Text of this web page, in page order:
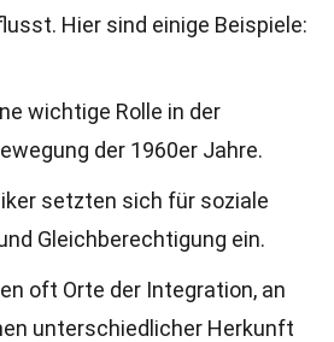
Hier sind einige Beispiele:
wichtige Rolle in der
der 1960er Jahre.
setzten sich für soziale
Gleichberechtigung ein.
oft Orte der Integration, an
unterschiedlicher Herkunft